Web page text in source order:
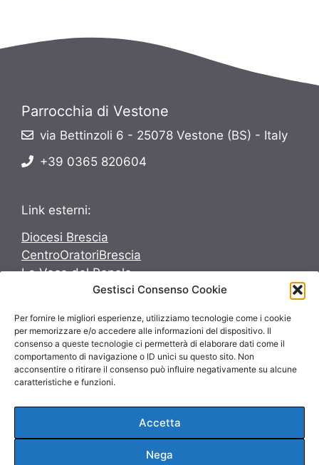
Gestisci Consenso Cookie
Per fornire le migliori esperienze, utilizziamo tecnologie come i cookie
per memorizzare e/o accedere alle informazioni del dispositivo. Il
consenso a queste tecnologie ci permetterà di elaborare dati come il
comportamento di navigazione o ID unici su questo sito. Non
acconsentire o ritirare il consenso può influire negativamente su alcune
caratteristiche e funzioni.
Accetta
Nega
Parrocchia di Vestone
via Bettinzoli 6 - 25078 Vestone (BS) - Italy
+39 0365 820604
Link esterni:
Diocesi Brescia
CentroOratoriBrescia
La Voce del Popolo
Seguici su:
Seguici su:
© 2026 ParrocchieInsieme